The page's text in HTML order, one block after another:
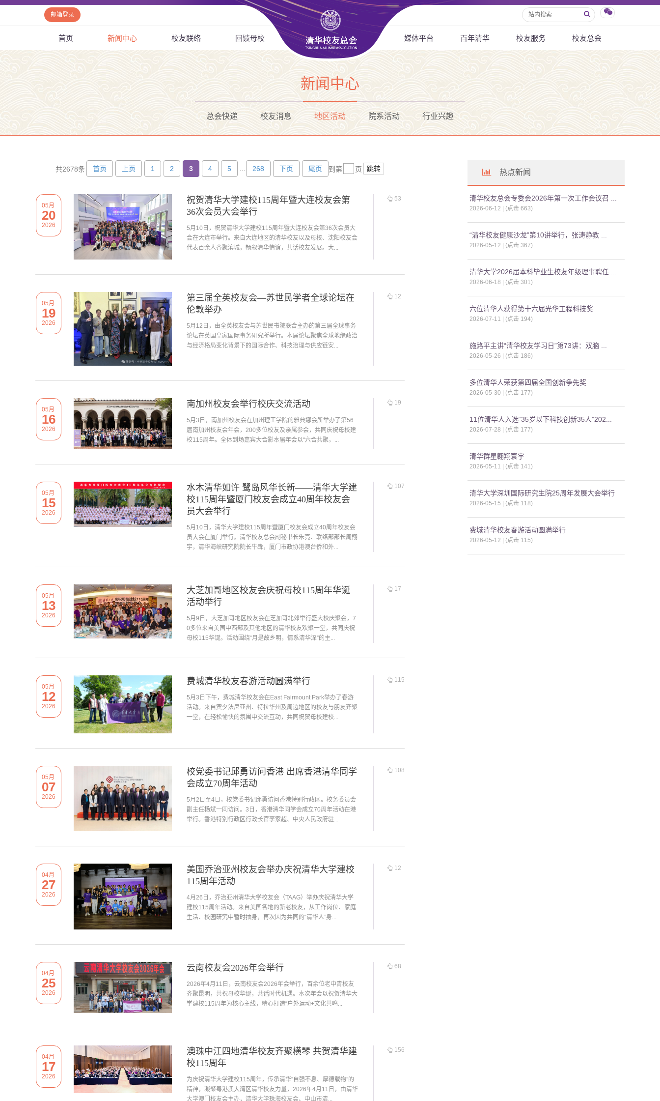
邮箱登录
首页 新闻中心 校友联络 回馈母校 媒体平台 百年清华 校友服务 校友总会
新闻中心
总会快递 校友消息 地区活动 院系活动 行业兴趣
共2678条 首页 上页 1 2 3 4 5 268 下页 尾页 到第 页 跳转
05月
20
2026
祝贺清华大学建校115周年暨大连校友会第
36次会员大会举行
5月10日，祝贺清华大学建校115周年暨大连校友会第36次会员大
会在大连市举行。来自大连地区的清华校友以及母校、沈阳校友会
代表百余人齐聚滨城，畅叙清华情谊，共话校友发展。大...
53
05月
19
2026
第三届全英校友会—苏世民学者全球论坛在
伦敦举办
5月12日，由全英校友会与苏世民书院联合主办的第三届全球事务
论坛在英国皇家国际事务研究所举行。本届论坛聚焦全球地缘政治
与经济格局变化背景下的国际合作、科技治理与供应链安...
12
05月
16
2026
南加州校友会举行校庆交流活动
5月3日，南加州校友会在加州理工学院的雅典娜会所举办了第56
届南加州校友会年会，200多位校友及亲属参会，共同庆祝母校建
校115周年。全体到场嘉宾大合影本届年会以“六合共聚，...
19
05月
15
2026
水木清华如许 鹭岛风华长新——清华大学建
校115周年暨厦门校友会成立40周年校友会
员大会举行
5月10日，清华大学建校115周年暨厦门校友会成立40周年校友会
员大会在厦门举行。清华校友总会副秘书长朱亮、联络部部长周翔
宇，清华海峡研究院院长牛犇，厦门市政协港澳台侨和外...
107
05月
13
2026
大芝加哥地区校友会庆祝母校115周年华诞
活动举行
5月9日，大芝加哥地区校友会在芝加哥北郊举行盛大校庆聚会，7
0多位来自美国中西部及其他地区的清华校友欢聚一堂，共同庆祝
母校115华诞。活动围绕“月是故乡明，情系清华深”的主...
17
05月
12
2026
费城清华校友春游活动圆满举行
5月3日下午，费城清华校友会在East Fairmount Park举办了春游
活动。来自宾夕法尼亚州、特拉华州及周边地区的校友与朋友齐聚
一堂，在轻松愉快的氛围中交流互动，共同祝贺母校建校...
115
05月
07
2026
校党委书记邱勇访问香港 出席香港清华同学
会成立70周年活动
5月2日至4日，校党委书记邱勇访问香港特别行政区。校务委员会
副主任杨斌一同访问。3日，香港清华同学会成立70周年活动在港
举行。香港特别行政区行政长官李家超、中央人民政府驻...
108
04月
27
2026
美国乔治亚州校友会举办庆祝清华大学建校
115周年活动
4月26日，乔治亚州清华大学校友会（TAAG）举办庆祝清华大学
建校115周年活动。来自美国各地的新老校友，从工作岗位、家庭
生活、校园研究中暂时抽身，再次因为共同的“清华人”身...
12
04月
25
2026
云南校友会2026年会举行
2026年4月11日，云南校友会2026年会举行，百余位老中青校友
齐聚昆明，共祝母校华诞，共话时代机遇。本次年会以祝贺清华大
学建校115周年为核心主线，精心打造“户外运动+文化共鸣...
68
04月
17
2026
澳珠中江四地清华校友齐聚横琴 共贺清华建
校115周年
为庆祝清华大学建校115周年，传承清华“自强不息、厚德载物”的
精神，凝聚粤港澳大湾区清华校友力量，2026年4月11日，由清华
大学澳门校友会主办，清华大学珠海校友会、中山市清...
156
热点新闻
清华校友总会专委会2026年第一次工作会议召 ...
2026-06-12 | (点击 663)
“清华校友健康沙龙”第10讲举行，张涛静教 ...
2026-05-12 | (点击 367)
清华大学2026届本科毕业生校友年级理事聘任 ...
2026-06-18 | (点击 301)
六位清华人获得第十六届光华工程科技奖
2026-07-11 | (点击 194)
施路平主讲“清华校友学习日”第73讲：双脑 ...
2026-05-26 | (点击 186)
多位清华人荣获第四届全国创新争先奖
2026-05-30 | (点击 177)
11位清华人入选“35岁以下科技创新35人”202...
2026-07-28 | (点击 177)
清华群星翱翔寰宇
2026-05-11 | (点击 141)
清华大学深圳国际研究生院25周年发展大会举行
2026-05-15 | (点击 118)
费城清华校友春游活动圆满举行
2026-05-12 | (点击 115)